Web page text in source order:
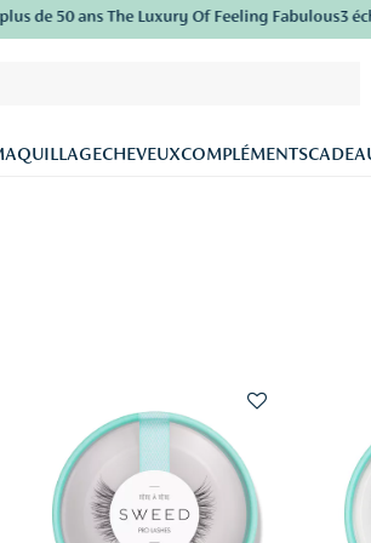
50 ans The Luxury Of Feeling Fabulous3
recherch
CHEVEUXCOMPLÉMENTS